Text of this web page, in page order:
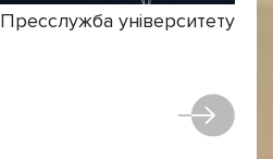
Пресслужба університету